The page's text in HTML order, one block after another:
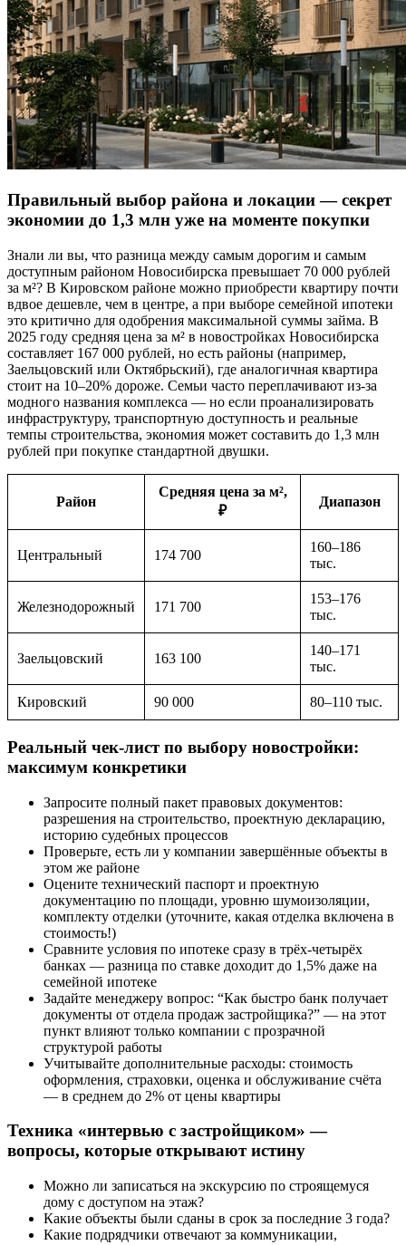
Правильный выбор района и локации — секрет
экономии до 1,3 млн уже на моменте покупки
Знали ли вы, что разница между самым дорогим и самым
доступным районом Новосибирска превышает 70 000 рублей
за м²? В Кировском районе можно приобрести квартиру почти
вдвое дешевле, чем в центре, а при выборе семейной ипотеки
это критично для одобрения максимальной суммы займа. В
2025 году средняя цена за м² в новостройках Новосибирска
составляет 167 000 рублей, но есть районы (например,
Заельцовский или Октябрьский), где аналогичная квартира
стоит на 10–20% дороже. Семьи часто переплачивают из-за
модного названия комплекса — но если проанализировать
инфраструктуру, транспортную доступность и реальные
темпы строительства, экономия может составить до 1,3 млн
рублей при покупке стандартной двушки.
Район
Средняя цена за м²,
₽
Диапазон
Центральный 174 700
160–186
тыс.
Железнодорожный 171 700
153–176
тыс.
Заельцовский 163 100
140–171
тыс.
Кировский 90 000 80–110 тыс.
Реальный чек-лист по выбору новостройки:
максимум конкретики
Запросите полный пакет правовых документов:
разрешения на строительство, проектную декларацию,
историю судебных процессов
Проверьте, есть ли у компании завершённые объекты в
этом же районе
Оцените технический паспорт и проектную
документацию по площади, уровню шумоизоляции,
комплекту отделки (уточните, какая отделка включена в
стоимость!)
Сравните условия по ипотеке сразу в трёх-четырёх
банках — разница по ставке доходит до 1,5% даже на
семейной ипотеке
Задайте менеджеру вопрос: “Как быстро банк получает
документы от отдела продаж застройщика?” — на этот
пункт влияют только компании с прозрачной
структурой работы
Учитывайте дополнительные расходы: стоимость
оформления, страховки, оценка и обслуживание счёта
— в среднем до 2% от цены квартиры
Техника «интервью с застройщиком» —
вопросы, которые открывают истину
Можно ли записаться на экскурсию по строящемуся
дому с доступом на этаж?
Какие объекты были сданы в срок за последние 3 года?
Какие подрядчики отвечают за коммуникации,